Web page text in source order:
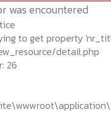
was encountered
to get property
detail.php
26